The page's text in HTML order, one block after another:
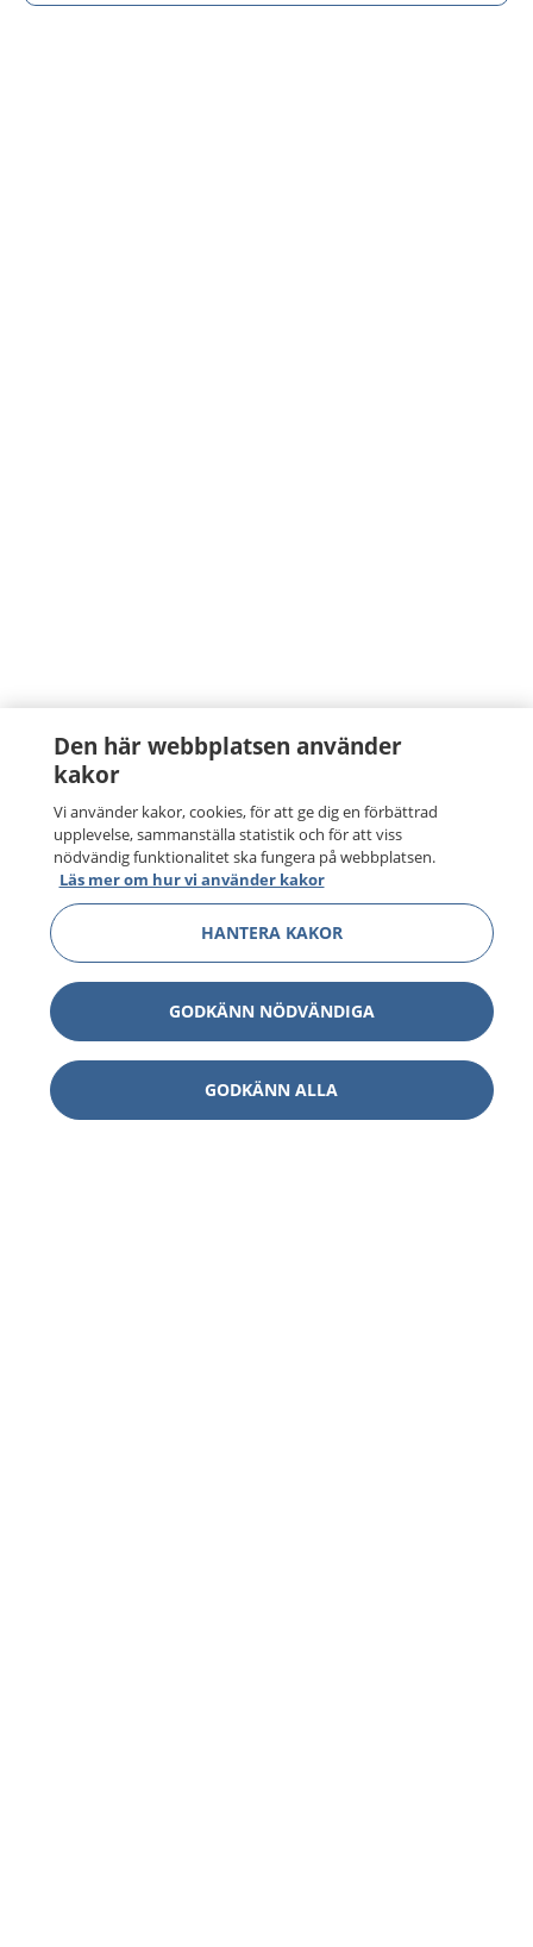
Den här webbplatsen använder
kakor
Vi använder kakor, cookies, för att ge dig en förbättrad
upplevelse, sammanställa statistik och för att viss
nödvändig funktionalitet ska fungera på webbplatsen.
Läs mer om hur vi använder kakor
HANTERA KAKOR
GODKÄNN NÖDVÄNDIGA
GODKÄNN ALLA